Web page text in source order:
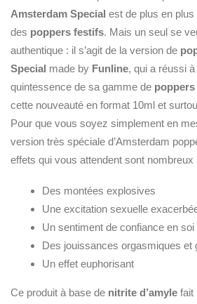
Amsterdam Special est de plus en
des poppers festifs. Mais un seul se
authentique : il s’agit de la version de
Special made by Funline, qui a réussi
quintessence de sa gamme de
cette nouveauté en format 10ml et
Pour que vous soyez simplement en
version très spéciale d’Amsterdam
effets qui vous attendent sont nombreux
Des montées explosives
Une excitation sexuelle
Un sentiment de confiance en soi
Des jouissances orgasmiques et
Un effet euphorisant
Ce produit à base de nitrite d’amyle fait